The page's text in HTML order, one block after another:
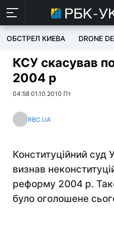
ОБСТРЕЛ КИЕВА DRONE
КСУ скасував
2004 р
04:58 01.10.2010 Пт
RBC.UA
Конституційний суд
визнав
реформу 2004 р.
було оголошене